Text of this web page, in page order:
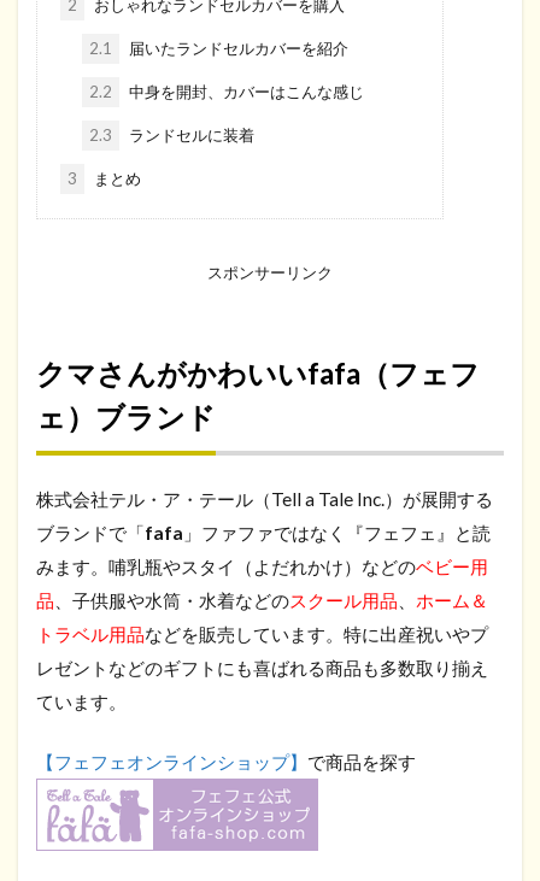
2 おしゃれなランドセルカバーを購入
2.1 届いたランドセルカバーを紹介
2.2 中身を開封、カバーはこんな感じ
2.3 ランドセルに装着
3 まとめ
スポンサーリンク
クマさんがかわいいfafa（フェフ
ェ）ブランド
株式会社テル・ア・テール（Tell a Tale Inc.）が展開する
ブランドで「fafa 」ファファではなく『フェフェ』と読
みます。哺乳瓶やスタイ（よだれかけ）などのベビー用
品 、子供服や水筒・水着などのスクール用品
ホーム＆
トラベル用品などを販売しています。特に出産祝いやプ
レゼントなどのギフトにも喜ばれる商品も多数取り揃え
ています。
【フェフェオンラインショップ】 で商品を探す